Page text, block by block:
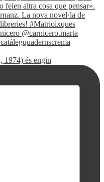
1974) és engin